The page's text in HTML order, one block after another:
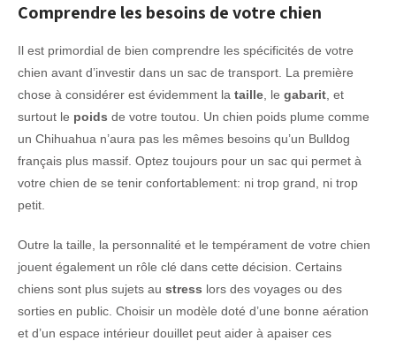
Comprendre les besoins de votre chien
Il est primordial de bien comprendre les spécificités de votre
chien avant d’investir dans un sac de transport. La première
chose à considérer est évidemment la taille , le gabarit , et
surtout le poids de votre toutou. Un chien poids plume comme
un Chihuahua n’aura pas les mêmes besoins qu’un Bulldog
français plus massif. Optez toujours pour un sac qui permet à
votre chien de se tenir confortablement: ni trop grand, ni trop
petit.
Outre la taille, la personnalité et le tempérament de votre chien
jouent également un rôle clé dans cette décision. Certains
chiens sont plus sujets au stress lors des voyages ou des
sorties en public. Choisir un modèle doté d’une bonne aération
et d’un espace intérieur douillet peut aider à apaiser ces